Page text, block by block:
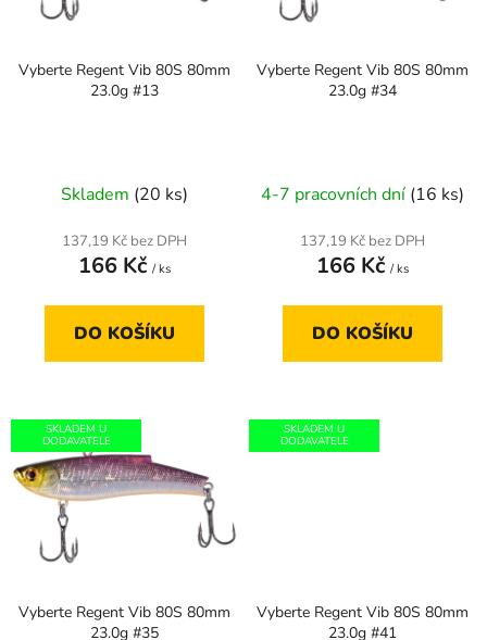
ů
o
Vyberte Regent Vib 80S 80mm
23.0g #13
Skladem (20 ks)
137,19 Kč bez DPH
166 Kč / ks
DO KOŠÍKU
Vyberte Regent Vib 80S 80mm
23.0g #34
4-7 pracovních dní (16 ks)
137,19 Kč bez DPH
166 Kč / ks
DO KOŠÍKU
SKLADEM U
DODAVATELE
Vyberte Regent Vib 80S 80mm
23.0g #35
SKLADEM U
DODAVATELE
Vyberte Regent Vib 80S 80mm
23.0g #41